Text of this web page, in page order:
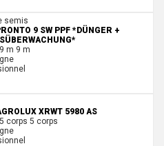
semis
9 SW PPF *DÜNGER +
m 9 m
XRWT 5980 AS
corps 5 corps